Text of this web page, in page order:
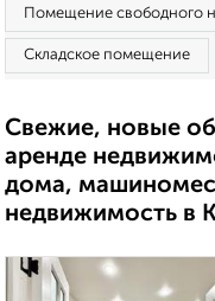
Помещение свободного
Складское помещение
Свежие, новые
аренде
дома,
недвижимость в